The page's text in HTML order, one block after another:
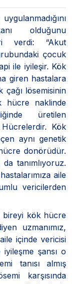
olduğunu
verdi: “Akut
çocuk
ile iyileşir. Kök
giren hastalara
çağı lösemisinin
hücre naklinde
üretilen
Kök
aynı genetik
donörüdür.
tanımlıyoruz.
aile
vericilerden
bireyi kök hücre
uzmanımız,
içinde vericisi
iyileşme şansı o
tanısı almış
karşısında